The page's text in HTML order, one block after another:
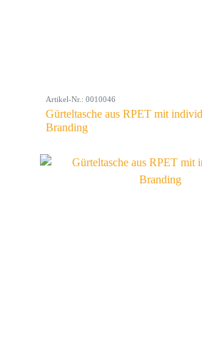
Artikel-Nr.: 0010046
Gürteltasche aus RPET mit
Branding